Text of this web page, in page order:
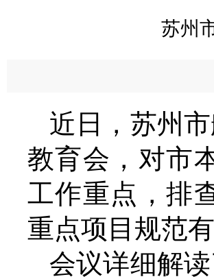
苏州
近日，苏州
教育会，对市
工作重点，排
重点项目规范
会议详细解